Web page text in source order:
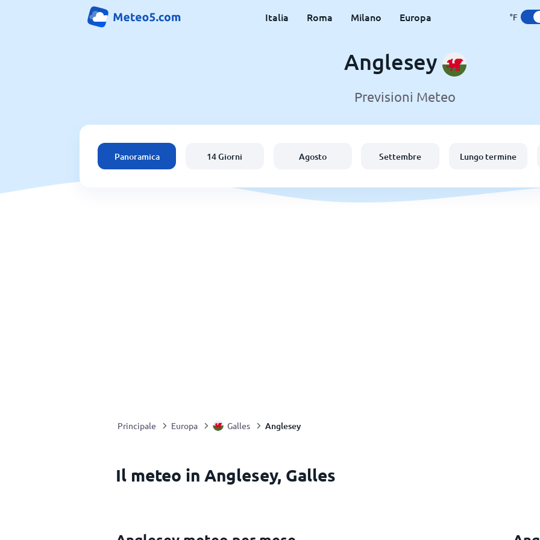
Italia Roma Milano Europa °F
Anglesey
Previsioni Meteo
Panoramica 14 Giorni Agosto Settembre Lungo termine
Principale Europa Galles Anglesey
Il meteo in Anglesey, Galles